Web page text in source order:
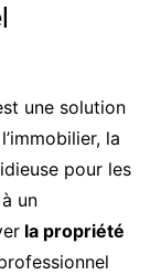
une solution
la
pour les
un
la propriété